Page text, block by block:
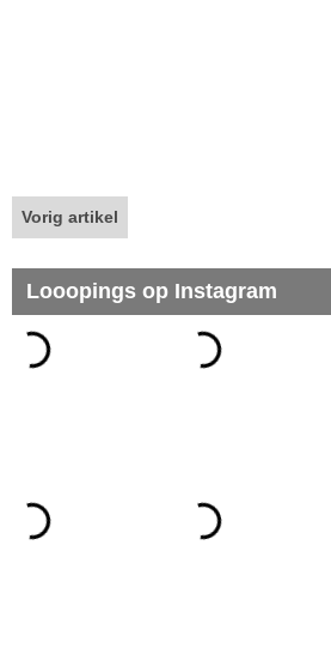
Vorig artikel
Looopings op Instagram